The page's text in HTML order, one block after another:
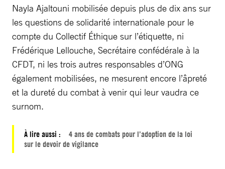
Nayla Ajaltouni mobilisée depuis plus de dix ans sur
les questions de solidarité internationale pour le
compte du Collectif Éthique sur l’étiquette, ni
Frédérique Lellouche, Secrétaire confédérale à la
CFDT, ni les trois autres responsables d’ONG
également mobilisées, ne mesurent encore l’âpreté
et la dureté du combat à venir qui leur vaudra ce
surnom.
À lire aussi :
4 ans de combats pour l’adoption de la loi
sur le devoir de vigilance